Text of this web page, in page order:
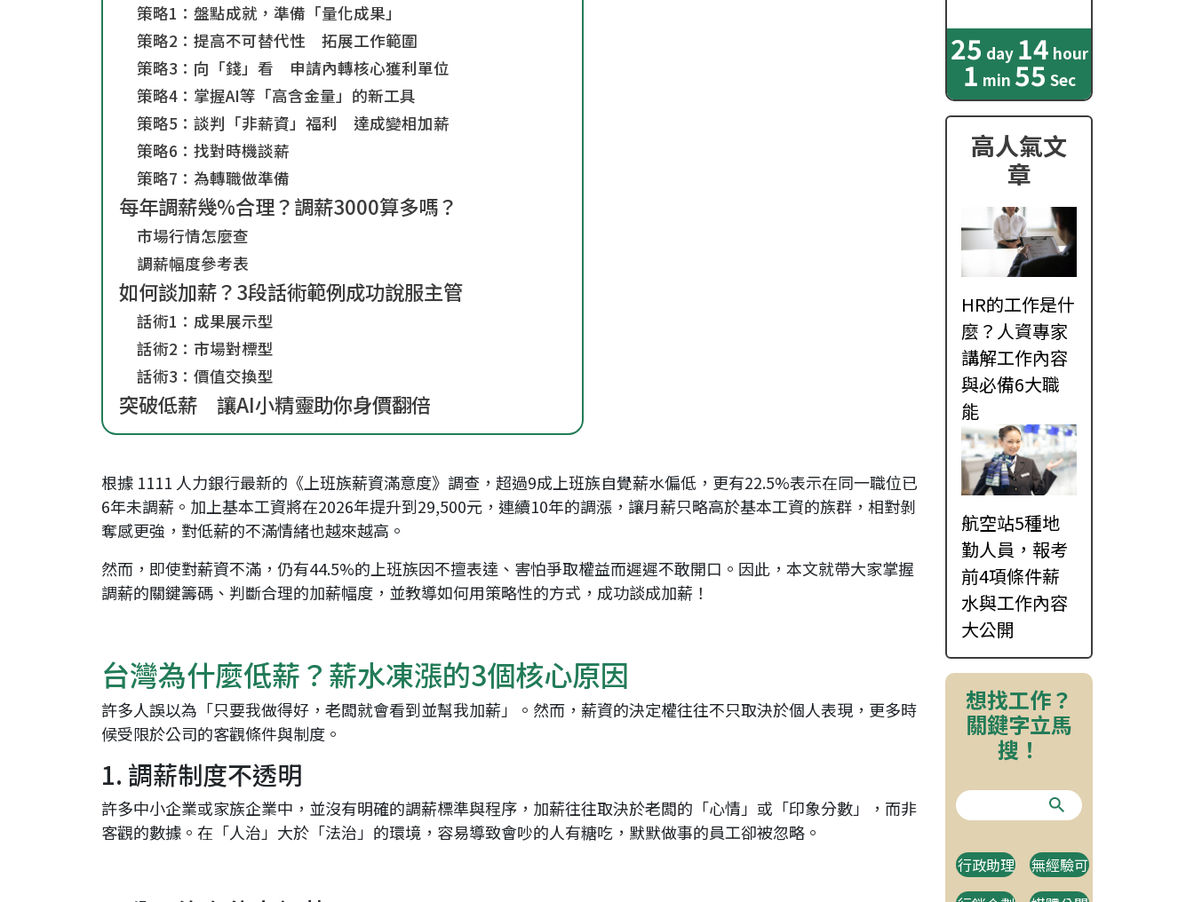
策略1：盤點成就，準備「量化成果」
策略2：提高不可替代性 拓展工作範圍
策略3：向「錢」看 申請內轉核心獲利單位
策略4：掌握AI等「高含金量」的新工具
策略5：談判「非薪資」福利 達成變相加薪
策略6：找對時機談薪
策略7：為轉職做準備
每年調薪幾%合理？調薪3000算多嗎？
市場行情怎麼查
調薪幅度參考表
如何談加薪？3段話術範例成功說服主管
話術1：成果展示型
話術2：市場對標型
話術3：價值交換型
突破低薪 讓AI小精靈助你身價翻倍
根據 1111 人力銀行最新的《上班族薪資滿意度》調查，超過9成上班族自覺薪水偏低，更有22.5%表示在同一職位已
6年未調薪。加上基本工資將在2026年提升到29,500元，連續10年的調漲，讓月薪只略高於基本工資的族群，相對剝
奪感更強，對低薪的不滿情緒也越來越高。
然而，即使對薪資不滿，仍有44.5%的上班族因不擅表達、害怕爭取權益而遲遲不敢開口。因此，本文就帶大家掌握
調薪的關鍵籌碼、判斷合理的加薪幅度，並教導如何用策略性的方式，成功談成加薪！
台灣為什麼低薪？薪水凍漲的3個核心原因
許多人誤以為「只要我做得好，老闆就會看到並幫我加薪」。然而，薪資的決定權往往不只取決於個人表現，更多時
候受限於公司的客觀條件與制度。
1. 調薪制度不透明
許多中小企業或家族企業中，並沒有明確的調薪標準與程序，加薪往往取決於老闆的「心情」或「印象分數」，而非
客觀的數據。在「人治」大於「法治」的環境，容易導致會吵的人有糖吃，默默做事的員工卻被忽略。
25 day 14 hour
1 min 54 Sec
高人氣文
章
HR的工作是什
麼？人資專家
講解工作內容
與必備6大職
能
航空站5種地
勤人員，報考
前4項條件薪
水與工作內容
大公開
想找工作？
關鍵字立馬
搜！
行政助理
無經驗可